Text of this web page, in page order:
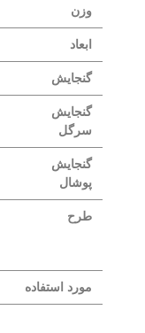
وزن
ابعاد
گنجایش
گنجایش
سرگل
گنجایش
پوشال
طرح
مورد استفاده